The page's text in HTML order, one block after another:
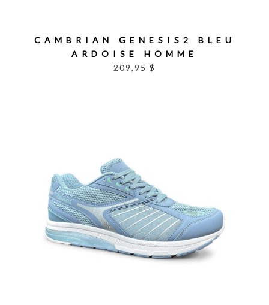
CAMBRIAN GENESIS2 BLEU
ARDOISE HOMME
209,95 $